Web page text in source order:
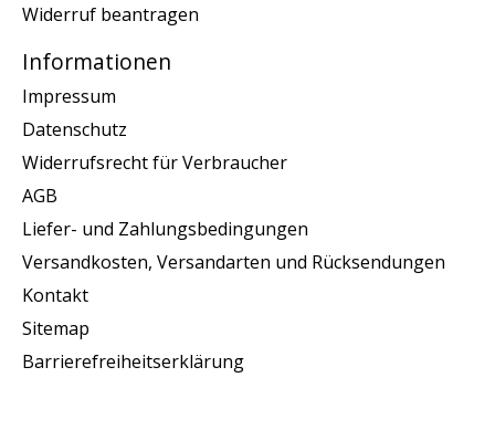
Widerruf beantragen
Informationen
Impressum
Datenschutz
Widerrufsrecht für Verbraucher
AGB
Liefer- und Zahlungsbedingungen
Versandkosten, Versandarten und Rücksendungen
Kontakt
Sitemap
Barrierefreiheitserklärung